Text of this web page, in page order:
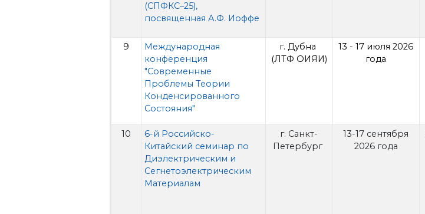
(СПФКС–25),
посвященная А.Ф. Иоффе
9
Международная
конференция
"Современные
Проблемы Теории
Конденсированного
Состояния"
г. Дубна
(ЛТФ ОИЯИ)
13 - 17 июля 2026
года
10
6-й Российско-
Китайский семинар по
Диэлектрическим и
Сегнетоэлектрическим
Материалам
г. Санкт-
Петербург
13-17 сентября
2026 года